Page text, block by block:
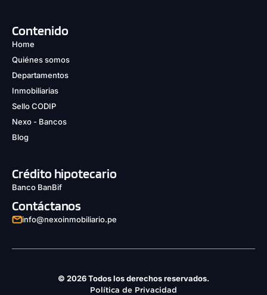
Contenido
Home
Quiénes somos
Departamentos
Inmobiliarias
Sello CODIP
Nexo - Bancos
Blog
Crédito hipotecario
Banco BanBif
Contáctanos
info@nexoinmobiliario.pe
© 2026 Todos los derechos reservados.
Política de Privacidad